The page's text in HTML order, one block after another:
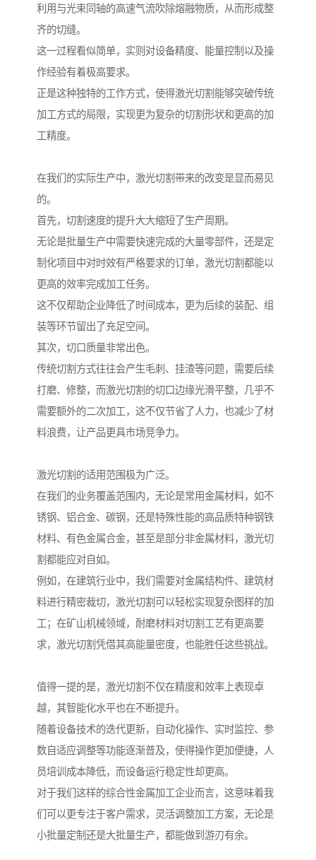
利用与光束同轴的高速气流吹除熔融物质，从而形成整
齐的切缝。
这一过程看似简单，实则对设备精度、能量控制以及操
作经验有着极高要求。
正是这种独特的工作方式，使得激光切割能够突破传统
加工方式的局限，实现更为复杂的切割形状和更高的加
工精度。
在我们的实际生产中，激光切割带来的改变是显而易见
的。
首先，切割速度的提升大大缩短了生产周期。
无论是批量生产中需要快速完成的大量零部件，还是定
制化项目中对时效有严格要求的订单，激光切割都能以
更高的效率完成加工任务。
这不仅帮助企业降低了时间成本，更为后续的装配、组
装等环节留出了充足空间。
其次，切口质量非常出色。
传统切割方式往往会产生毛刺、挂渣等问题，需要后续
打磨、修整，而激光切割的切口边缘光滑平整，几乎不
需要额外的二次加工，这不仅节省了人力，也减少了材
料浪费，让产品更具市场竞争力。
激光切割的适用范围极为广泛。
在我们的业务覆盖范围内，无论是常用金属材料，如不
锈钢、铝合金、碳钢，还是特殊性能的高品质特种钢铁
材料、有色金属合金，甚至是部分非金属材料，激光切
割都能应对自如。
例如，在建筑行业中，我们需要对金属结构件、建筑材
料进行精密裁切，激光切割可以轻松实现复杂图样的加
工；在矿山机械领域，耐磨材料对切割工艺有更高要
求，激光切割凭借其高能量密度，也能胜任这些挑战。
值得一提的是，激光切割不仅在精度和效率上表现卓
越，其智能化水平也在不断提升。
随着设备技术的迭代更新，自动化操作、实时监控、参
数自适应调整等功能逐渐普及，使得操作更加便捷，人
员培训成本降低，而设备运行稳定性却更高。
对于我们这样的综合性金属加工企业而言，这意味着我
们可以更专注于客户需求，灵活调整加工方案，无论是
小批量定制还是大批量生产，都能做到游刃有余。